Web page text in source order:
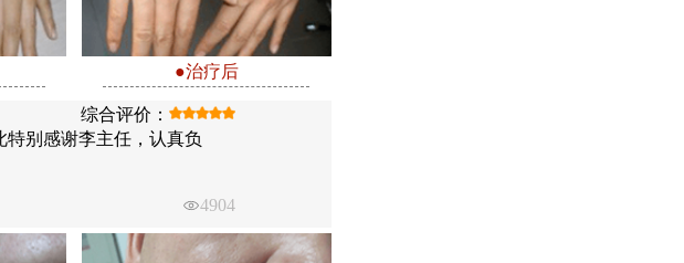
●治疗后
综合评价：
别感谢李主任，认真负
4904